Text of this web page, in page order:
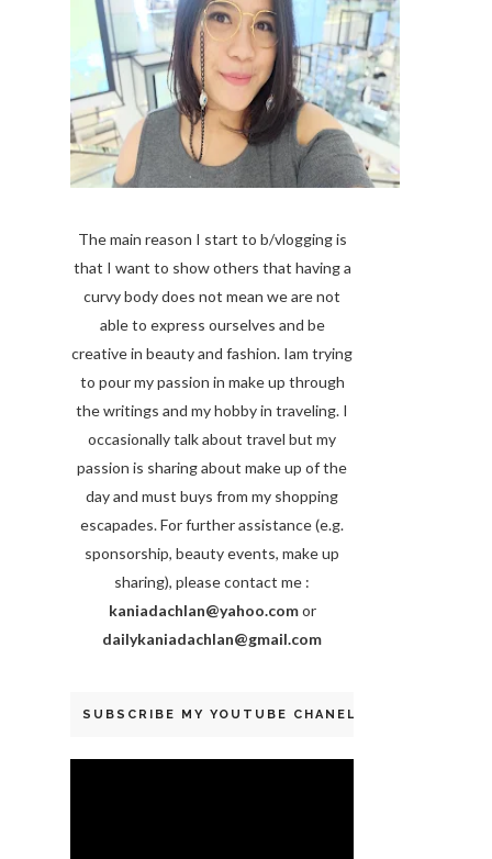
The main reason I start to b/vlogging is
that I want to show others that having a
curvy body does not mean we are not
able to express ourselves and be
creative in beauty and fashion. Iam trying
to pour my passion in make up through
the writings and my hobby in traveling. I
occasionally talk about travel but my
passion is sharing about make up of the
day and must buys from my shopping
escapades. For further assistance (e.g.
sponsorship, beauty events, make up
sharing), please contact me :
kaniadachlan@yahoo.comor
dailykaniadachlan@gmail.com
SUBSCRIBE MY YOUTUBE CHANEL